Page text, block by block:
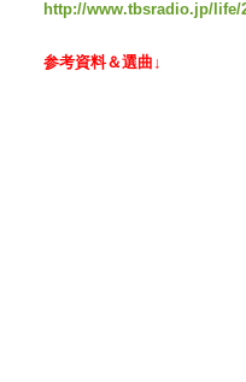
http://www.tbsradio.jp/life/
参考資料＆選曲↓